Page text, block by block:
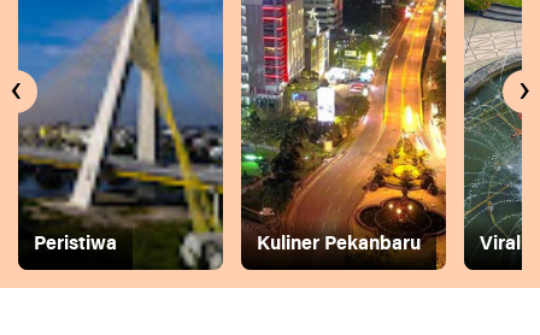
Peristiwa Kuliner Pekanbaru Viral
‹ ›